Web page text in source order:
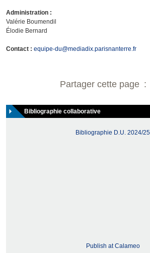
Administration :
Valérie Boumendil
Élodie Bernard
Contact : equipe-du@mediadix.parisnanterre.fr
Partager cette page
Bibliographie collaborative
Bibliographie D.U. 2024/25
Publish at Calameo